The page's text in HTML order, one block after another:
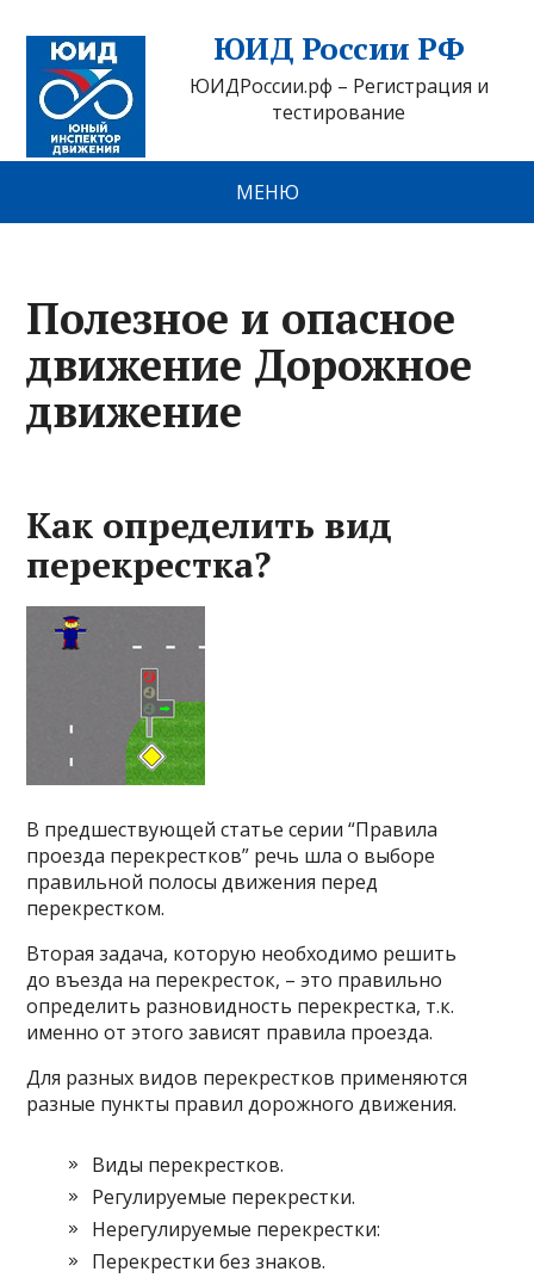
ЮИД России РФ
ЮИДРоссии.рф – Регистрация и
тестирование
МЕНЮ
Полезное и опасное
движение Дорожное
движение
Как определить вид
перекрестка?
В предшествующей статье серии “Правила
проезда перекрестков” речь шла о выборе
правильной полосы движения перед
перекрестком.
Вторая задача, которую необходимо решить
до въезда на перекресток, – это правильно
определить разновидность перекрестка, т.к.
именно от этого зависят правила проезда.
Для разных видов перекрестков применяются
разные пункты правил дорожного движения.
Виды перекрестков.
Регулируемые перекрестки.
Нерегулируемые перекрестки:
Перекрестки без знаков.